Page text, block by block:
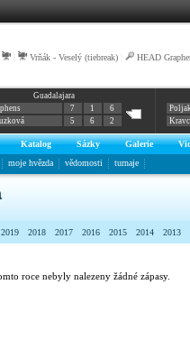
Vrňák - Veselý (tiebreak) HEAD
Guadalajara
7 1
6
5 6 2
Katalog Sázky Galerie
moje hvězda vědomosti turnaje
2019 2018 2017 2016 2015 2014 2013
roce nebyly nalezeny žádné zápasy.